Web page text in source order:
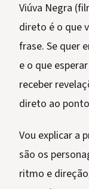
Viúva Negra
direto é o que
frase. Se quer
e o que
receber
direto ao
Vou explicar a
são os
ritmo e